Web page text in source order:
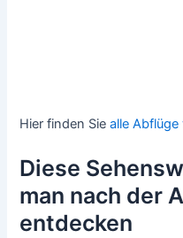
Hier finden Siealle Abflüge
Diese
man nach der
entdecken